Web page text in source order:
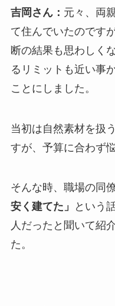
吉岡さん： 元々、両
て住んでいたのです
断の結果も思わしく
るリミットも近い事
ことにしました。
当初は自然素材を扱
すが、予算に合わず
そんな時、職場の同僚
安く建てた」
という
人だったと聞いて紹
た。